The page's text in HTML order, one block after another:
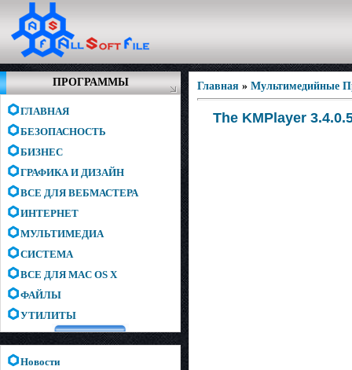
ПРОГРАММЫ
ГЛАВНАЯ
БЕЗОПАСНОСТЬ
БИЗНЕС
ГРАФИКА И ДИЗАЙН
ВСЕ ДЛЯ ВЕБМАСТЕРА
ИНТЕРНЕТ
МУЛЬТИМЕДИА
СИСТЕМА
ВСЕ ДЛЯ MAC OS X
ФАЙЛЫ
УТИЛИТЫ
Новости
Главная » Мультимедийные
The KMPlayer